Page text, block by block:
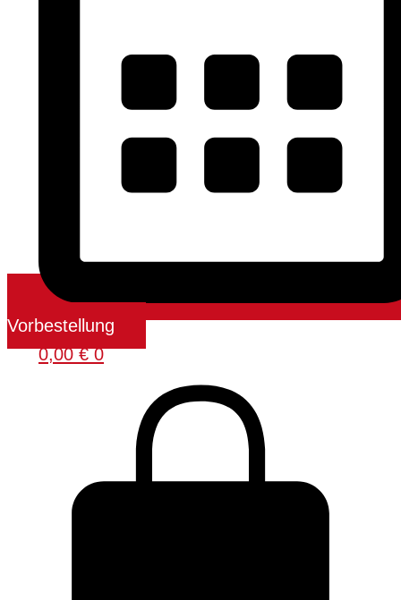
Vorbestellung
0,00€ 0